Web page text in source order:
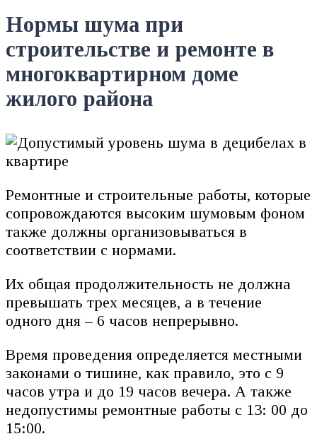
Нормы шума при
строительстве и ремонте в
многоквартирном доме
жилого района
Ремонтные и строительные работы, которые
сопровождаются высоким шумовым фоном
также должны организовываться в
соответствии с нормами.
Их общая продолжительность не должна
превышать трех месяцев, а в течение
одного дня – 6 часов непрерывно.
Время проведения определяется местными
законами о тишине, как правило, это с 9
часов утра и до 19 часов вечера. А также
недопустимы ремонтные работы с 13: 00 до
15:00.